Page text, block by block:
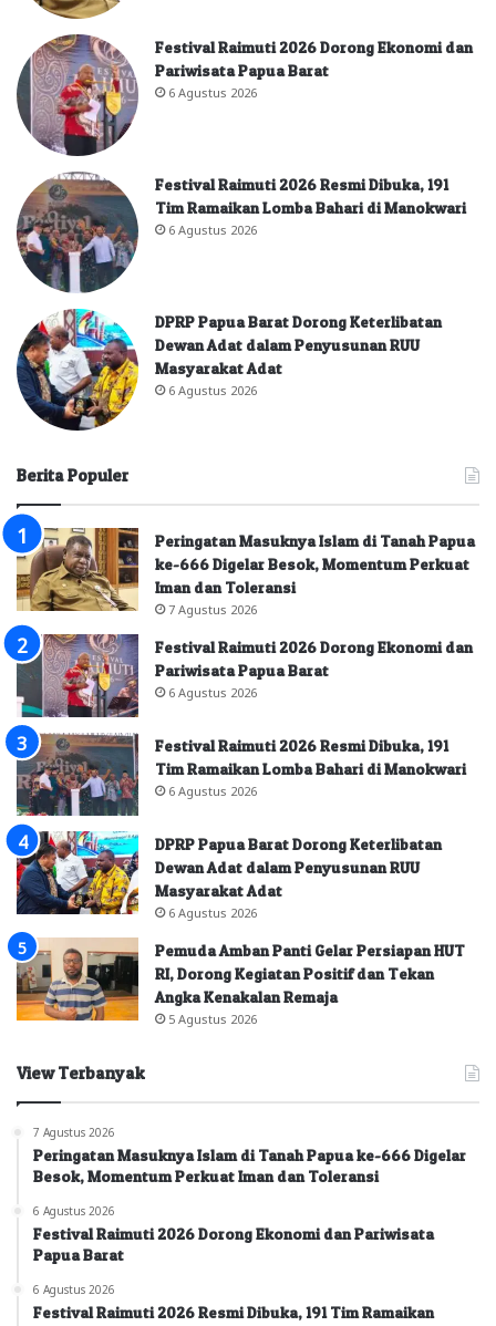
Festival Raimuti 2026 Dorong Ekonomi dan
Pariwisata Papua Barat
6 Agustus 2026
Festival Raimuti 2026 Resmi Dibuka, 191
Tim Ramaikan Lomba Bahari di Manokwari
6 Agustus 2026
DPRP Papua Barat Dorong Keterlibatan
Dewan Adat dalam Penyusunan RUU
Masyarakat Adat
6 Agustus 2026
Berita Populer
Peringatan Masuknya Islam di Tanah Papua
ke-666 Digelar Besok, Momentum Perkuat
Iman dan Toleransi
7 Agustus 2026
Festival Raimuti 2026 Dorong Ekonomi dan
Pariwisata Papua Barat
6 Agustus 2026
Festival Raimuti 2026 Resmi Dibuka, 191
Tim Ramaikan Lomba Bahari di Manokwari
6 Agustus 2026
DPRP Papua Barat Dorong Keterlibatan
Dewan Adat dalam Penyusunan RUU
Masyarakat Adat
6 Agustus 2026
Pemuda Amban Panti Gelar Persiapan HUT
RI, Dorong Kegiatan Positif dan Tekan
Angka Kenakalan Remaja
5 Agustus 2026
View Terbanyak
7 Agustus 2026
Peringatan Masuknya Islam di Tanah Papua ke-666 Digelar
Besok, Momentum Perkuat Iman dan Toleransi
6 Agustus 2026
Festival Raimuti 2026 Dorong Ekonomi dan Pariwisata
Papua Barat
6 Agustus 2026
Festival Raimuti 2026 Resmi Dibuka, 191 Tim Ramaikan